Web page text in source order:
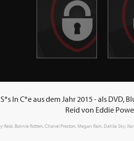
In C*e aus dem Jahr 2015 - als DVD,
Reid von Eddie
Reid, Bonnie Rotten, Chanel Preston, Megan Rain, Dahlia Sky,